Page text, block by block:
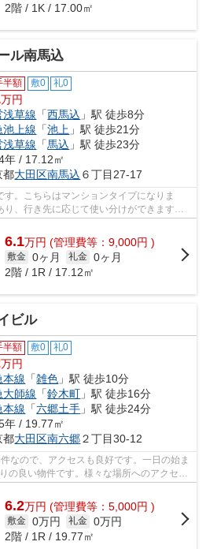
2階 / 1K / 17.00㎡
ル南馬込
半額 敷0 礼0
万円
浅草線 「西馬込 」駅 徒歩8分
池上線 「池上 」駅 徒歩21分
浅草線 「馬込 」駅 徒歩23分
年 / 17.12㎡
都大田区南馬込 ６丁目27-17
。こちらはマンションタイプになりま
、行き先に応じて使い分けができます。
だけるの...
6.1万円 (管理費等：9,000円 )
敷金 0ヶ月 礼金 0ヶ月
2階 / 1R / 17.12㎡
ビル
半額 敷0 礼0
万円
本線 「雑色 」駅 徒歩10分
大師線 「鈴木町 」駅 徒歩16分
本線 「六郷土手 」駅 徒歩24分
年 / 19.77㎡
都大田区南六郷２丁目30-12
なので、アクセスも良好です。一日の始ま
の良い物件です。様々な場所へのアクセス
です...
6.2万円 (管理費等：5,000円 )
敷金 0万円 礼金 0万円
2階 / 1R / 19.77㎡